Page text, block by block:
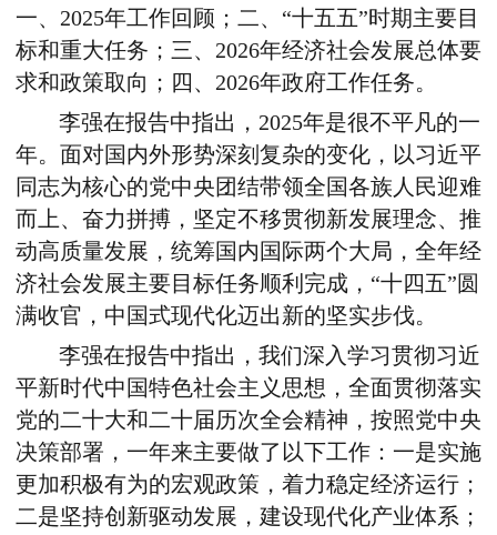
一、2025年工作回顾；二、“十五五”时期主要目
标和重大任务；三、2026年经济社会发展总体要
求和政策取向；四、2026年政府工作任务。
李强在报告中指出，2025年是很不平凡的一
年。面对国内外形势深刻复杂的变化，以习近平
同志为核心的党中央团结带领全国各族人民迎难
而上、奋力拼搏，坚定不移贯彻新发展理念、推
动高质量发展，统筹国内国际两个大局，全年经
济社会发展主要目标任务顺利完成，“十四五”圆
满收官，中国式现代化迈出新的坚实步伐。
李强在报告中指出，我们深入学习贯彻习近
平新时代中国特色社会主义思想，全面贯彻落实
党的二十大和二十届历次全会精神，按照党中央
决策部署，一年来主要做了以下工作：一是实施
更加积极有为的宏观政策，着力稳定经济运行；
二是坚持创新驱动发展，建设现代化产业体系；